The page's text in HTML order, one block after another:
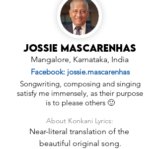
Jossie Mascarenhas
Mangalore, Karnataka, India
Facebook: jossie.mascarenhas
Songwriting, composing and singing
satisfy me immensely, as their purpose
is to please others 🙂
About Konkani Lyrics:
Near-literal translation of the
beautiful original song.